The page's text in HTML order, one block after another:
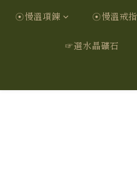
☉慢溫項鍊 ☉慢溫戒指
☞選水晶礦石